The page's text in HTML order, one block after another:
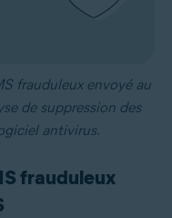
frauduleux envoyé au
de suppression des
antivirus.
frauduleux